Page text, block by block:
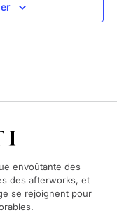
envoûtante des
des afterworks, et
se rejoignent pour